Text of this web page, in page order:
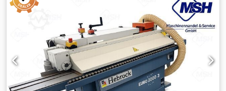
60 mm Unidades de trabalho: 8 unid.